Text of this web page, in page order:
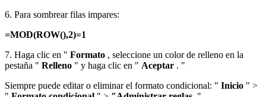
6. Para sombrear filas impares:
=MOD(ROW(),2)=1
7. Haga clic en " Formato , seleccione un color de relleno en la
pestaña " Relleno " y haga clic en " Aceptar . "
Siempre puede editar o eliminar el formato condicional: " Inicio " >